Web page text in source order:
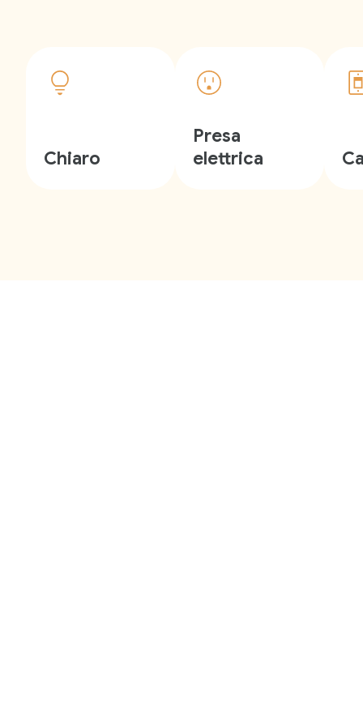
Chiaro
Presa
elettrica